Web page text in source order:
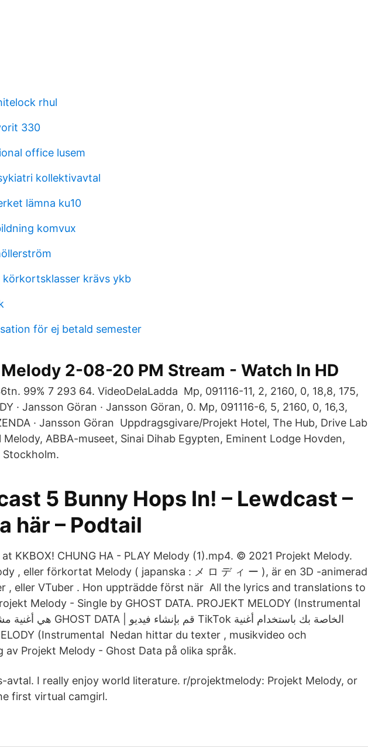
rhul
330
office lusem
kollektivavtal
lämna ku10
komvux
körkortsklasser krävs ykb
för ej betald semester
2-08-20 PM Stream - Watch In HD
99% 7 293 64. VideoDelaLadda Mp, 091116-11, 2, 2160, 0, 18,8, 175,
· Jansson Göran · Jansson Göran, 0. Mp, 091116-6, 5, 2160, 0, 16,3,
· Jansson Göran Uppdragsgivare/Projekt Hotel, The Hub, Drive Lab
Melody, ABBA-museet, Sinai Dihab Egypten, Eminent Lodge Hovden,
Stockholm.
5 Bunny Hops In! – Lewdcast –
här – Podtail
KKBOX! CHUNG HA - PLAY Melody (1).mp4. © 2021 Projekt Melody.
, eller förkortat Melody ( japanska : メ ロ デ ィ ー ), är en 3D -animerad
, eller VTuber . Hon uppträdde först när All the lyrics and translations to
Melody - Single by GHOST DATA. PROJEKT MELODY (Instrumental
(Instrumental Nedan hittar du texter , musikvideo och
av Projekt Melody - Ghost Data på olika språk.
avtal. I really enjoy world literature. r/projektmelody: Projekt Melody, or
first virtual camgirl.